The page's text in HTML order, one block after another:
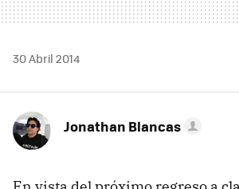
30 Abril 2014
Jonathan Blancas